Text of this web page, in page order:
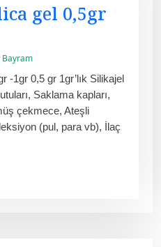
gel 0,5gr
Bayram
-1gr 0,5 gr 1gr’lık Silikajel
Saklama kapları,
çekmece, Ateşli
(pul, para vb), İlaç